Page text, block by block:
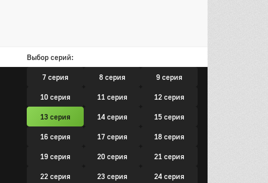
Выбор серий:
4 серия
7 серия 8 серия 9 серия
10 серия 11 серия 12 серия
13 серия 14 серия 15 серия
16 серия 17 серия 18 серия
19 серия 20 серия 21 серия
22 серия 23 серия 24 серия